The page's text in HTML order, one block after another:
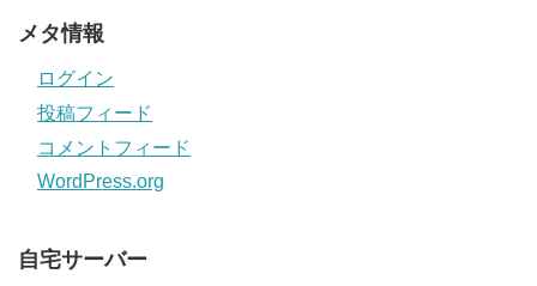
メタ情報
ログイン
投稿フィード
コメントフィード
WordPress.org
自宅サーバー